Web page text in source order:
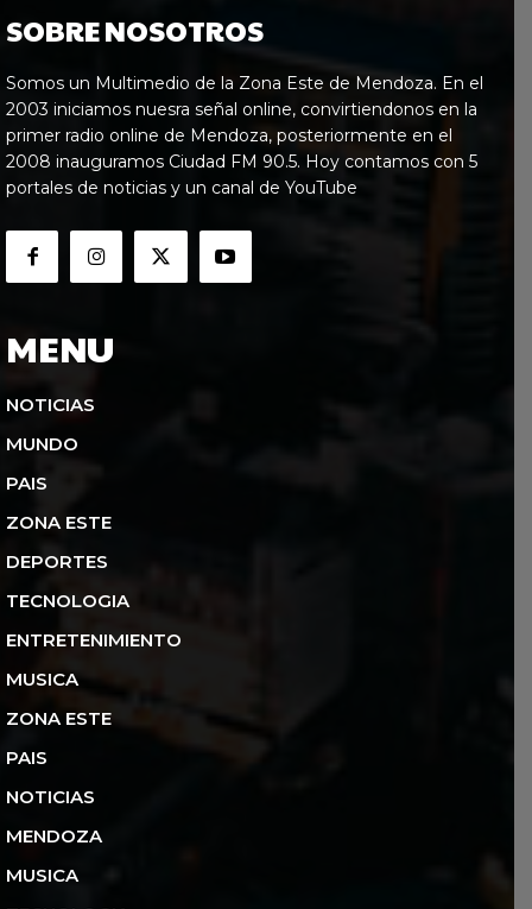
SOBRE NOSOTROS
Somos un Multimedio de la Zona Este de Mendoza. En el
2003 iniciamos nuesra señal online, convirtiendonos en la
primer radio online de Mendoza, posteriormente en el
2008 inauguramos Ciudad FM 90.5. Hoy contamos con 5
portales de noticias y un canal de YouTube
MENU
NOTICIAS
MUNDO
PAIS
ZONA ESTE
DEPORTES
TECNOLOGIA
ENTRETENIMIENTO
MUSICA
ZONA ESTE
PAIS
NOTICIAS
MENDOZA
MUSICA